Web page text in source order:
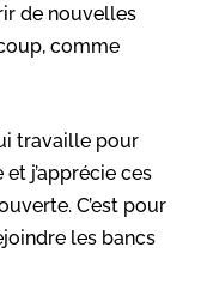
de nouvelles
comme
travaille pour
j’apprécie ces
C’est pour
les bancs